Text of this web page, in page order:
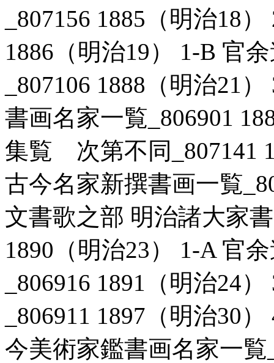
_807156 1885（明治18
1886（明治19） 1-B 官
_807106 1888（明治21
書画名家一覧_806901
集覧 次第不同_807141
古今名家新撰書画一覧
文書歌之部 明治諸大家
1890（明治23） 1-A 官
_806916 1891（明治24
_806911 1897（明治30
今美術家鑑書画名家一覧